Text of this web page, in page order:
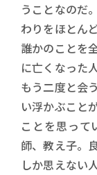
うことなのだ
わりをほとん
誰かのことを
に亡くなった
もう二度と会
い浮かぶこと
ことを思って
師、教え子。
しか思えない